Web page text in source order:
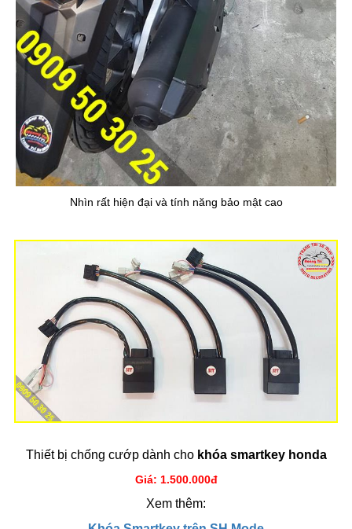
Nhìn rất hiện đại và tính năng bảo mật cao
Thiết bị chống cướp dành cho khóa smartkey honda
Giá: 1.500.000đ
Xem thêm: